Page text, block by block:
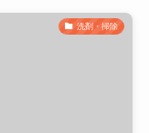
洗剤・掃除